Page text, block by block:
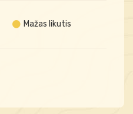
Mažas likutis